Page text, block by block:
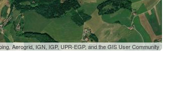
Aerogrid, IGN, IGP, UPR-EGP, and the GIS User Community